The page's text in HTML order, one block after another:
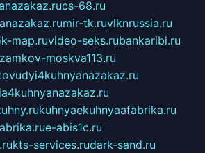
cs-68.ru
mir-tk.ruvlknrussia.ru
map.ruvideo-seks.rubankaribi.ru
moskva113.ru
kuhnyaekuhnyaafabrika.ru
e-abis1c.ru
kts-services.rudark-sand.ru